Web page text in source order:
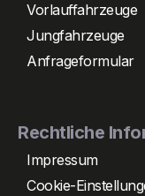
Vorlauffahrzeuge
Jungfahrzeuge
Anfrageformular
Rechtliche
Impressum
Cookie-